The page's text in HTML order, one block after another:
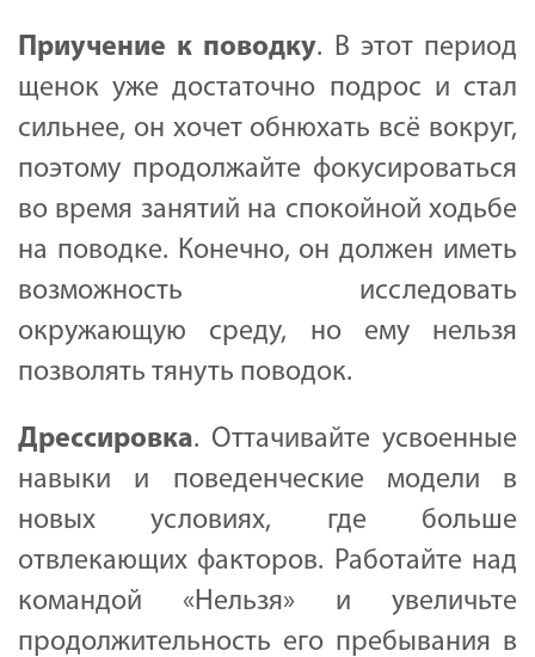
Приучение к поводку. В этот период
щенок уже достаточно подрос и стал
сильнее, он хочет обнюхать всё вокруг,
поэтому продолжайте фокусироваться
во время занятий на спокойной ходьбе
на поводке. Конечно, он должен иметь
возможность исследовать
окружающую среду, но ему нельзя
позволять тянуть поводок.
Дрессировка. Оттачивайте усвоенные
навыки и поведенческие модели в
новых условиях, где больше
отвлекающих факторов. Работайте над
командой «Нельзя» и увеличьте
продолжительность его пребывания в